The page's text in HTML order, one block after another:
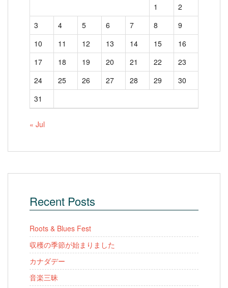
1
2
3
4 5 6 7 8
9
10
11 12 13 14 15
16
17
18 19 20 21 22
23
24
25 26 27 28 29
30
31
« Jul
Recent Posts
Roots & Blues Fest
収穫の季節が始まりました
カナダデー
音楽三昧